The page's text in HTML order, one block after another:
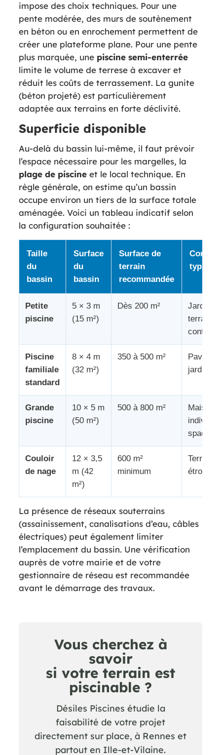
impose des choix techniques. Pour une
pente modérée, des murs de soutènement
en béton ou en enrochement permettent de
créer une plateforme plane. Pour une pente
plus marquée, une piscine semi-enterrée
limite le volume de terrese à excaver et
réduit les coûts de terrassement. La gunite
(béton projeté) est particulièrement
adaptée aux terrains en forte déclivité.
Superficie disponible
Au-delà du bassin lui-même, il faut prévoir
l’espace nécessaire pour les margelles, la
plage de piscineet le local technique. En
règle générale, on estime qu’un bassin
occupe environ un tiers de la surface totale
aménagée. Voici un tableau indicatif selon
la configuration souhaitée :
Taille
du
bassin
Surface
du
bassin
Surface de
terrain
recommandée
typique
Petite
piscine
5 × 3 m
(15 m²)
Dès 200 m²
Jardin
terrain
contraint
Piscine
familiale
standard
8 × 4 m
(32 m²)
350 à 500 m²
Pavillon
jardin
Grande
piscine
10 × 5 m
(50 m²)
500 à 800 m²
Maison
Couloir
de nage
12 × 3,5
m (42
m²)
600 m²
minimum
Terrain
étroit
La présence de réseaux souterrains
(assainissement, canalisations d’eau, câbles
électriques) peut également limiter
l’emplacement du bassin. Une vérification
auprès de votre mairie et de votre
gestionnaire de réseau est recommandée
avant le démarrage des travaux.
Vous cherchez à
savoir
si votre terrain est
piscinable ?
Désiles Piscines étudie la
faisabilité de votre projet
directement sur place, à Rennes et
partout en Ille-et-Vilaine.